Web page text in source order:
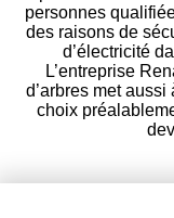
personnes
des raisons de
d’électricité
L’entreprise
d’arbres met
choix